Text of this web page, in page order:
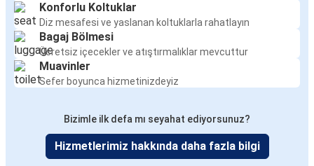
Konforlu Koltuklar
Diz mesafesi ve yaslanan koltuklarla rahatlayın
Bagaj Bölmesi
Ücretsiz içecekler ve atıştırmalıklar mevcuttur
Muavinler
Sefer boyunca hizmetinizdeyiz
Bizimle ilk defa mı seyahat ediyorsunuz?
Hizmetlerimiz hakkında daha fazla bilgi